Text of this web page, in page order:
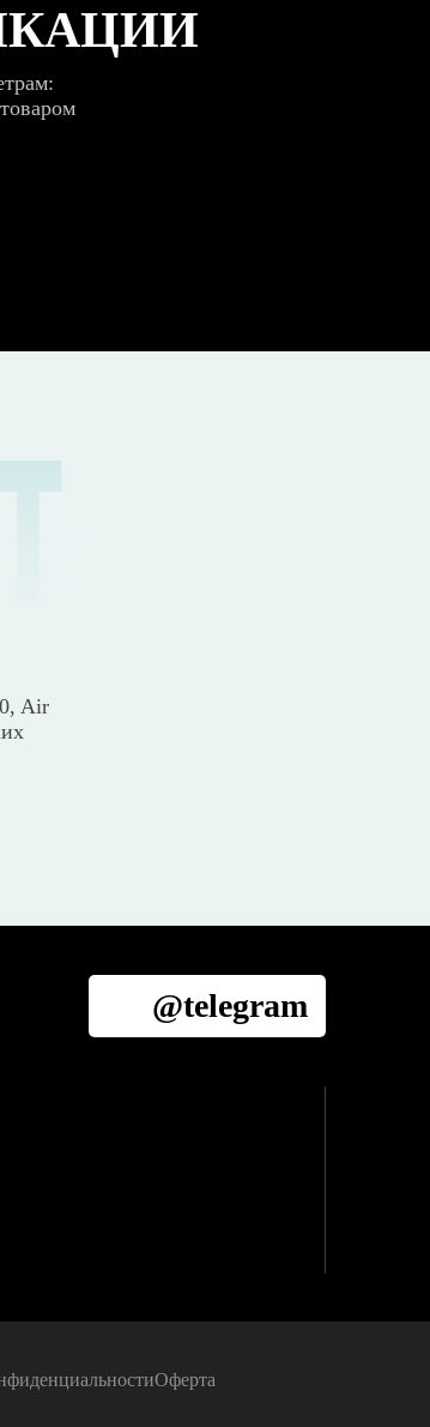
Air
@telegram
Оферта